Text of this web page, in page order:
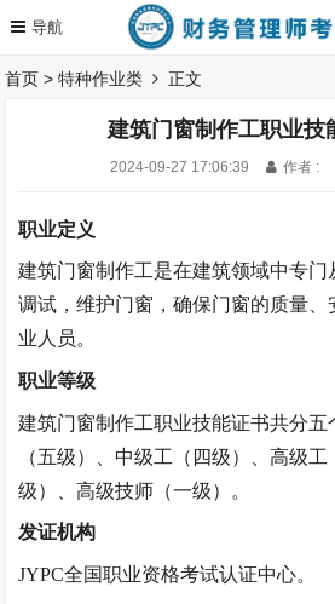
首页 >特种作业类 正文
建筑门窗制作工职业技
2024-09-27 17:06:39 作者 :
职业定义
建筑门窗制作工是在建筑领域中专门
调试，维护门窗，确保门窗的质量
业人员。
职业等级
建筑门窗制作工职业技能证书共分五
（五级）、中级工（四级）、高级
级）、高级技师（一级）。
发证机构
JYPC全国职业资格考试认证中心。